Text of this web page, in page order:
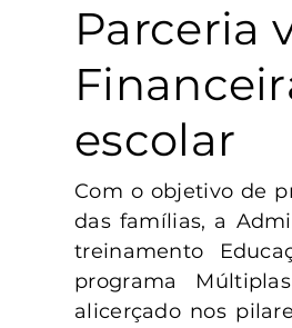
Agricultura
Vigilância Turismo
Parceria
escolar
Com o objetivo de
das famílias, a
treinamento
programa
alicerçado nos